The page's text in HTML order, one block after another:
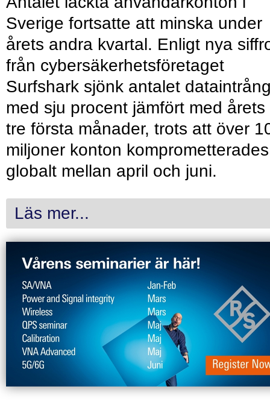
Sverige fortsatte att minska under
årets andra kvartal. Enligt nya
från cybersäkerhetsföretaget
Surfshark sjönk antalet
med sju procent jämfört med årets
tre första månader, trots att över
miljoner konton komprometterades
globalt mellan april och juni.
Läs mer...